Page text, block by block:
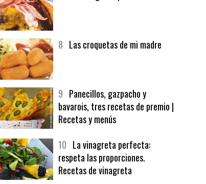
bavarois, tres recetas de premio |
Recetas y menús